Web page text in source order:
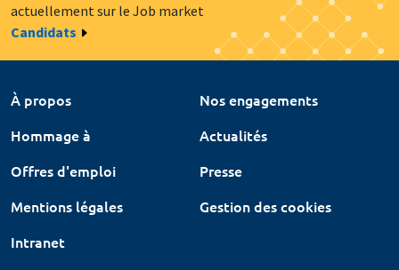
actuellement sur le Job market
Candidats
À propos
Nos engagements
Hommage à
Actualités
Offres d'emploi
Presse
Mentions légales
Gestion des cookies
Intranet